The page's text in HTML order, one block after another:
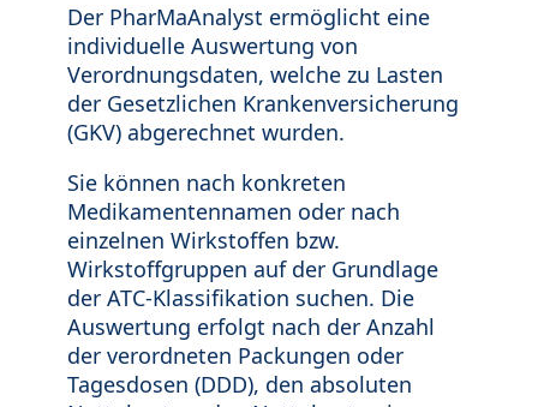
Der PharMaAnalyst ermöglicht eine
individuelle Auswertung von
Verordnungsdaten, welche zu Lasten
der Gesetzlichen Krankenversicherung
(GKV) abgerechnet wurden.
Sie können nach konkreten
Medikamentennamen oder nach
einzelnen Wirkstoffen bzw.
Wirkstoffgruppen auf der Grundlage
der ATC-Klassifikation suchen. Die
Auswertung erfolgt nach der Anzahl
der verordneten Packungen oder
Tagesdosen (DDD), den absoluten